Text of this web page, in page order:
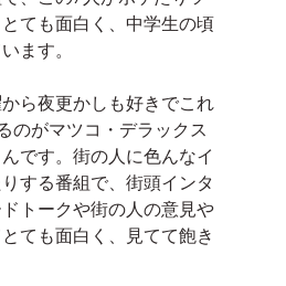
ても面白く、中学生の頃
ます。
ら夜更かしも好きでこれ
のがマツコ・デラックス
です。街の人に色んなイ
する番組で、街頭インタ
トークや街の人の意見や
ても面白く、見てて飽き